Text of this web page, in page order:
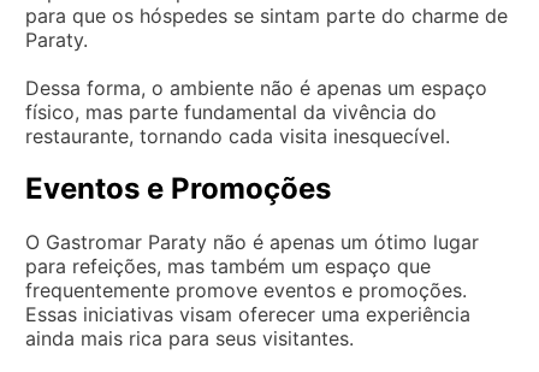
para que os hóspedes se sintam parte do charme de
Paraty.
Dessa forma, o ambiente não é apenas um espaço
físico, mas parte fundamental da vivência do
restaurante, tornando cada visita inesquecível.
Eventos e Promoções
O Gastromar Paraty não é apenas um ótimo lugar
para refeições, mas também um espaço que
frequentemente promove eventos e promoções.
Essas iniciativas visam oferecer uma experiência
ainda mais rica para seus visitantes.